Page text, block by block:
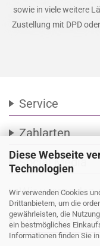
Diese Webseite
Technologien
Wir verwenden Cookies
Drittanbietern, um die
gewährleisten, die
ein bestmögliches
Informationen finden Sie
sowie in viele weitere
Zustellung mit DPD oder
Service
Zahlarten
Social Media
Wir versenden
Ihre